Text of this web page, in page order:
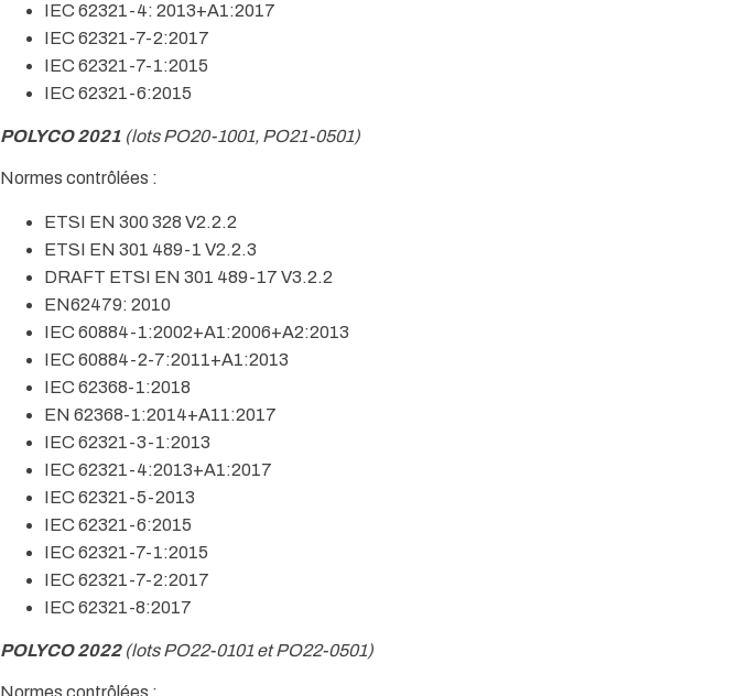
IEC 62321-4: 2013+A1:2017
IEC 62321-7-2:2017
IEC 62321-7-1:2015
IEC 62321-6:2015
POLYCO 2021 (lots PO20-1001, PO21-0501)
Normes contrôlées :
ETSI EN 300 328 V2.2.2
ETSI EN 301 489-1 V2.2.3
DRAFT ETSI EN 301 489-17 V3.2.2
EN62479: 2010
IEC 60884-1:2002+A1:2006+A2:2013
IEC 60884-2-7:2011+A1:2013
IEC 62368-1:2018
EN 62368-1:2014+A11:2017
IEC 62321-3-1:2013
IEC 62321-4:2013+A1:2017
IEC 62321-5-2013
IEC 62321-6:2015
IEC 62321-7-1:2015
IEC 62321-7-2:2017
IEC 62321-8:2017
POLYCO 2022(lots PO22-0101 et PO22-0501)